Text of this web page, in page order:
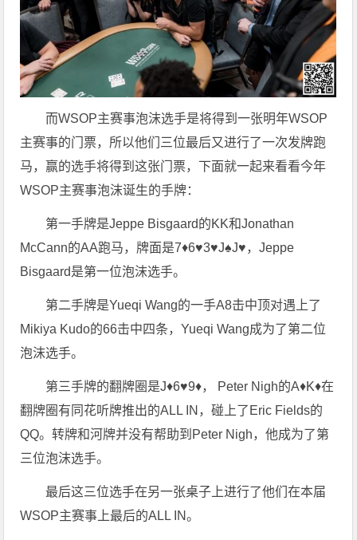
而WSOP主赛事泡沫选手是将得到一张明年WSOP
主赛事的门票，所以他们三位最后又进行了一次发牌跑
马，赢的选手将得到这张门票，下面就一起来看看今年
WSOP主赛事泡沫诞生的手牌：
第一手牌是Jeppe Bisgaard的KK和Jonathan
McCann的AA跑马，牌面是7♦6♥3♥J♠J♥，Jeppe
Bisgaard是第一位泡沫选手。
第二手牌是Yueqi Wang的一手A8击中顶对遇上了
Mikiya Kudo的66击中四条，Yueqi Wang成为了第二位
泡沫选手。
第三手牌的翻牌圈是J♦6♥9♦， Peter Nigh的A♦K♦在
翻牌圈有同花听牌推出的ALL IN，碰上了Eric Fields的
QQ。转牌和河牌并没有帮助到Peter Nigh，他成为了第
三位泡沫选手。
最后这三位选手在另一张桌子上进行了他们在本届
WSOP主赛事上最后的ALL IN。